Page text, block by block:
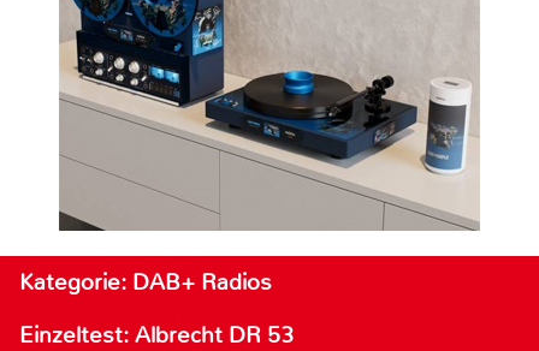
Kategorie: DAB+ Radios
Einzeltest: Albrecht DR 53